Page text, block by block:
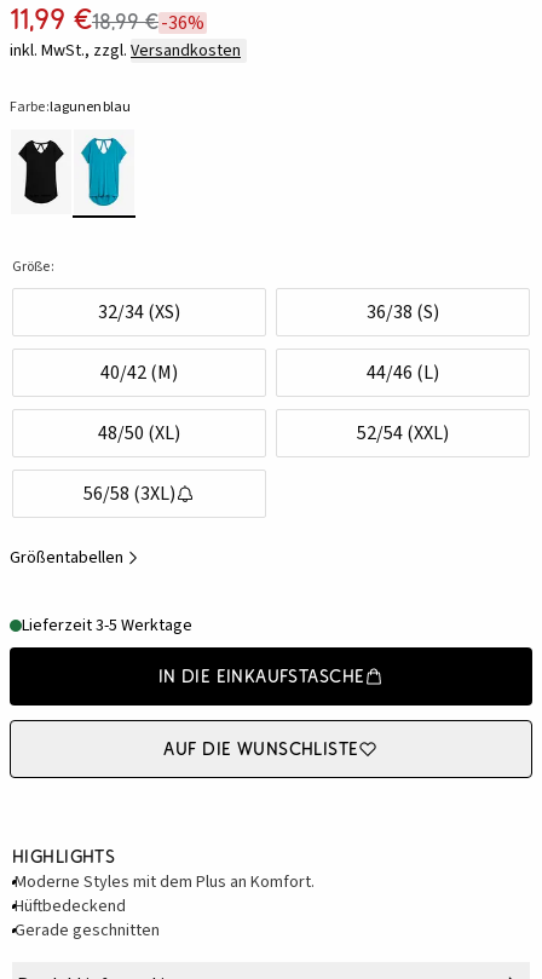
11,99 €18,99 €-36%
inkl. MwSt., zzgl. Versandkosten
Farbe:lagunenblau
Größe:
32/34 (XS) 36/38 (S)
40/42 (M) 44/46 (L)
48/50 (XL) 52/54 (XXL)
56/58 (3XL)
Größentabellen
Lieferzeit 3-5 Werktage
In die Einkaufstasche
Auf die Wunschliste
Highlights
Moderne Styles mit dem Plus an Komfort.
Hüftbedeckend
Gerade geschnitten